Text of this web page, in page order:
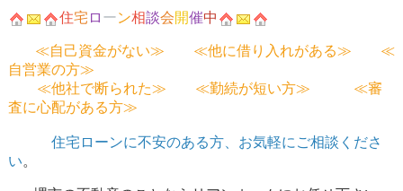
住宅 ロ ーン相談会開催中
≪自己資金がない≫ ≪他に借り入れがある≫ ≪
自営業の方≫
≪他社で断られた≫ ≪勤続が短い方≫ ≪審
査に心配がある方≫
住宅ローンに不安のある方、お気軽にご相談くださ
い。